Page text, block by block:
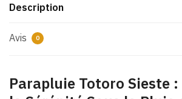
Description
Avis 0
Parapluie Totoro Sieste